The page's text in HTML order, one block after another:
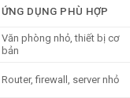
ỨNG DỤNG PHÙ HỢP
Văn phòng nhỏ, thiết bị cơ
bản
Router, firewall, server nhỏ